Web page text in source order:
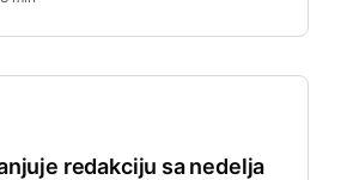
redakciju sa nedelja